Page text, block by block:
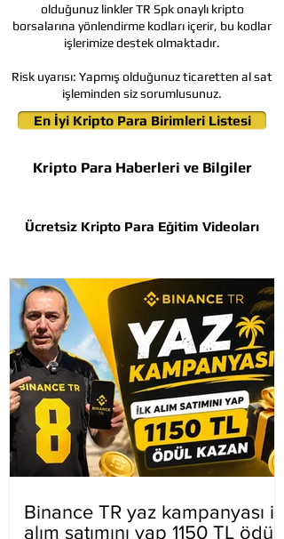
Ücretsiz Kripto Para Eğitim Videoları
Kripto Para Haberleri ve Bilgiler
En İyi Kripto Para Birimleri Listesi
Binance TR yaz kampanyası ilk
alım satımını yap 1150 TL ödül
olduğunuz linkler TR Spk onaylı kripto
borsalarına yönlendirme kodları içerir, bu kodlar
işlerimize destek olmaktadır.
Risk uyarısı: Yapmış olduğunuz ticaretten al sat
işleminden siz sorumlusunuz.